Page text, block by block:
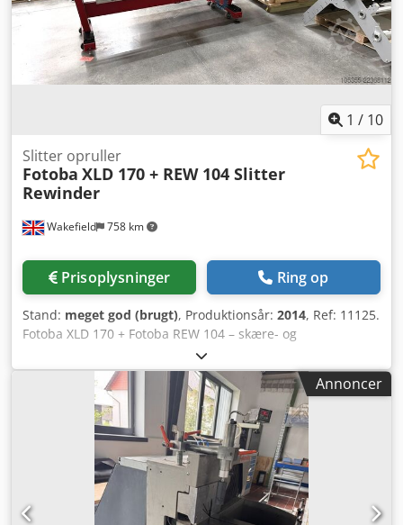
1 / 10
Wakefield 758 km
Slitter opruller
Fotoba XLD 170 + REW 104 Slitter
Rewinder
Prisoplysninger Ring op
Stand: meget god (brugt), Produktionsår: 2014, Ref: 11125.
Fotoba XLD 170 + Fotoba REW 104 – skære- og
oprulningsmaskine. 2013 Fotoba XLD 170 –
højhastighedsskæremaskine. Primært anvendt til digitalt
trykte tapeter med en maksimal tykkelse på 0,8 mm.
Inkluderer polycarbonat, fotopapir, vinyl, selvklæbende
vinyl, PVC, film, Duratrans, TDF, lærred, laminerede eller
indkapslede tryk osv. Ved hjælp af skæremærker, der
genereres af RIP-softwaren, og med funktionen 'True
Image Edge Tracking' udføres skæringen med præcis
nøjagtighed. Sensoren følger automatisk trykket. Ekstremt
Annoncer